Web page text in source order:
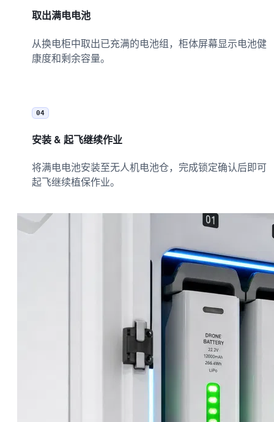
取出满电电池
从换电柜中取出已充满的电池组，柜体屏幕显示电池健
康度和剩余容量。
04
安装 & 起飞继续作业
将满电电池安装至无人机电池仓，完成锁定确认后即可
起飞继续植保作业。